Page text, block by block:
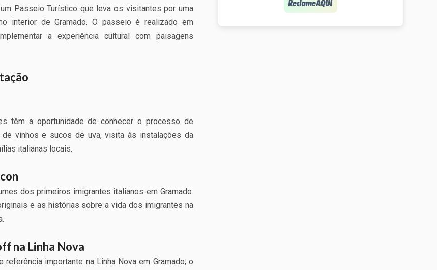
Passeio Turístico que leva os visitantes por uma
interior de Gramado. O passeio é realizado em
a experiência cultural com paisagens
têm a oportunidade de conhecer o processo de
vinhos e sucos de uva, visita às instalações da
italianas locais.
dos primeiros imigrantes italianos em Gramado.
e as histórias sobre a vida dos imigrantes na
na Linha Nova
importante na Linha Nova em Gramado; o